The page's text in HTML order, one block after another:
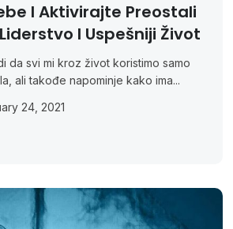
I Aktivirajte Preostali
I Uspešniji Život
da svi mi kroz život koristimo samo
ali takođe napominje kako ima...
24, 2021